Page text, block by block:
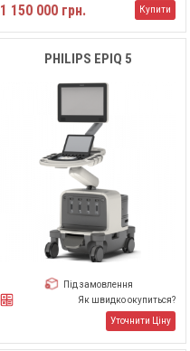
1 150 000 грн. Купити
PHILIPS EPIQ 5
Під замовлення
Як швидко окупиться?
Уточнити Ціну